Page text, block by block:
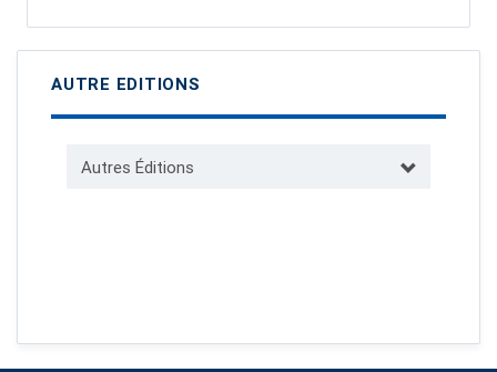
AUTRE EDITIONS
Autres Éditions